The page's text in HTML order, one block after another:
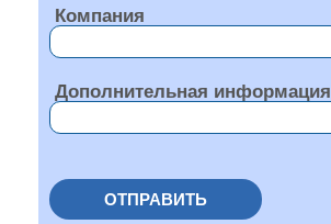
Компания
Дополнительная информация
ОТПРАВИТЬ